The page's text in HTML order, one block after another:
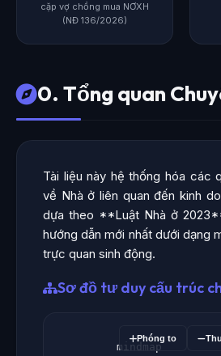
cặp vợ chồng mua NƠXH
(NĐ 136/2026)
0. Tổng quan
Tài liệu này hệ thống hóa các
về Nhà ở liên quan đến kinh
dựa theo **Luật Nhà ở
hướng dẫn mới nhất dưới dạng
trực quan sinh động.
Sơ đồ tư duy cấu trúc
Phóng to
mindmap